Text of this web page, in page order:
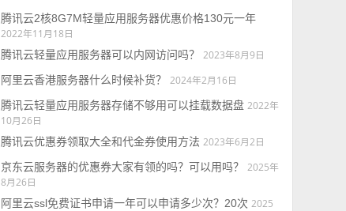
腾讯云2核8G7M轻量应用服务器优惠价格130元一年
2022年11月18日
腾讯云轻量应用服务器可以内网访问吗？
2023年8月9日
阿里云香港服务器什么时候补货？
2024年2月16日
腾讯云轻量应用服务器存储不够用可以挂载数据盘 2022年
10月26日
腾讯云优惠券领取大全和代金券使用方法 2023年6月2日
京东云服务器的优惠券大家有领的吗？可以用吗？
2025年
8月26日
阿里云ssl免费证书申请一年可以申请多少次？20次 2025